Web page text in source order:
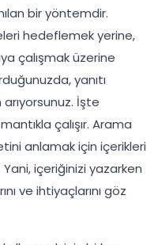
bir yöntemdir.
hedeflemek yerine,
çalışmak üzerine
yanıtı
İşte
çalışır. Arama
anlamak için içerikleri
içeriğinizi yazarken
ve ihtiyaçlarını göz